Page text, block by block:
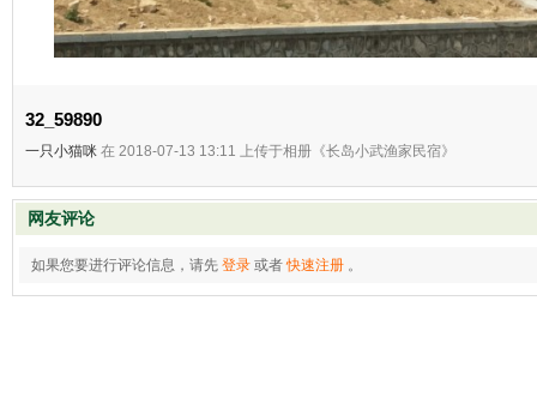
32_59890
一只小猫咪 在 2018-07-13 13:11 上传于相册《长岛小武渔家民宿》
网友评论
如果您要进行评论信息，请先 登录 或者快速注册 。